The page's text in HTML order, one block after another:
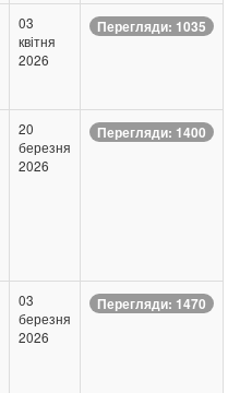
03
квітня
2026
Перегляди: 1035
20
березня
2026
Перегляди: 1400
03
березня
2026
Перегляди: 1470